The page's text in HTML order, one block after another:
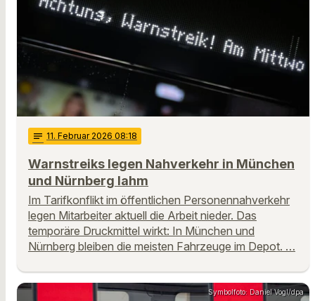
notes 11. Februar 2026 08:18
Warnstreiks legen Nahverkehr in München
und Nürnberg lahm
Im Tarifkonflikt im öffentlichen Personennahverkehr
legen Mitarbeiter aktuell die Arbeit nieder. Das
temporäre Druckmittel wirkt: In München und
Nürnberg bleiben die meisten Fahrzeuge im Depot. …
Symbolfoto: Daniel Vogl/dpa